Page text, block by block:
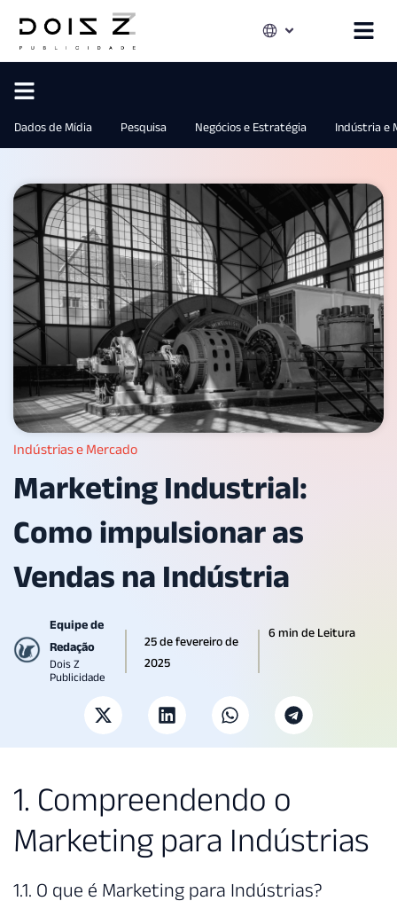
Dados de Mídia Pesquisa Negócios e Estratégia Indústria e
Indústrias e Mercado
Marketing Industrial:
Como impulsionar as
Vendas na Indústria
Equipe de
Redação
Dois Z
Publicidade
25 de fevereiro de
2025
6 min de Leitura
1. Compreendendo o
Marketing para Indústrias
1.1. O que é Marketing para Indústrias?